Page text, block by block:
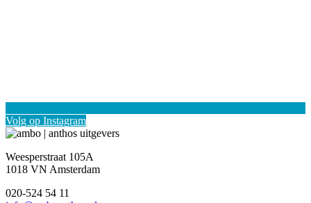
Volg op Instagram
Weesperstraat 105A
1018 VN Amsterdam
020-524 54 11